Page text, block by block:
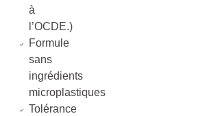
à
l’OCDE.)
Formule
sans
ingrédients
microplastiques
Tolérance